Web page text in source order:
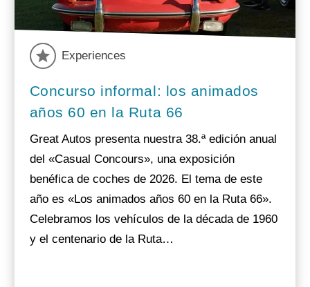
Experiences
Concurso informal: los animados
años 60 en la Ruta 66
Great Autos presenta nuestra 38.ª edición anual
del «Casual Concours», una exposición
benéfica de coches de 2026. El tema de este
año es «Los animados años 60 en la Ruta 66».
Celebramos los vehículos de la década de 1960
y el centenario de la Ruta…